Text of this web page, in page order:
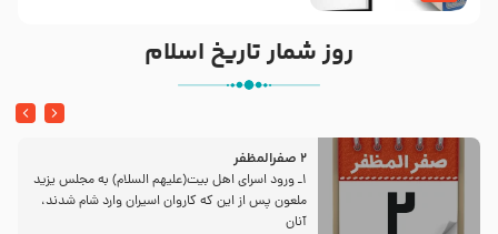
روز شمار تاریخ اسلام
2 صفرالمظفر
1ـ ورود اسراى اهل بیت‌(علیهم السلام) به مجلس یزید
ملعون پس از این كه كاروان اسیران وارد شام شدند،
آنان